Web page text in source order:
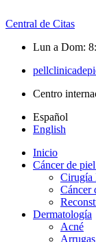
Central de Citas
Lun a Dom:
Centro
Español
English
Inicio
Cáncer de
Cirugía
Cáncer
Dermatología
Acné